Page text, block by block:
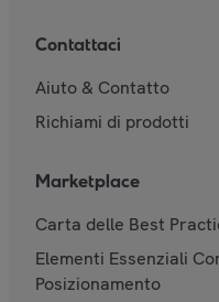
Contattaci
Aiuto & Contatto
Richiami di prodotti
Marketplace
Carta delle Best
Elementi Essenziali
Posizionamento